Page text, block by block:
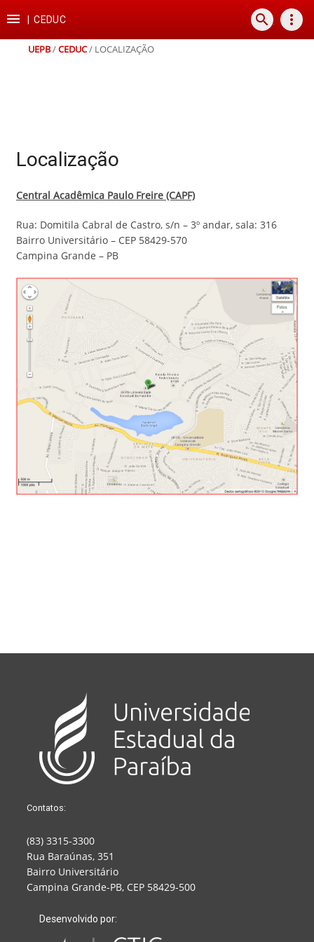
para
conteúdo
para
para
para
rodapé
 |CEDUC search more_vert
UEPB/CEDUC/ LOCALIZAÇÃO
Localização
Central Acadêmica Paulo Freire (CAPF)
Rua: Domitila Cabral de Castro, s/n – 3º andar, sala: 316
Bairro Universitário – CEP 58429-570
Campina Grande – PB
Contatos:
(83) 3315-3300
Rua Baraúnas, 351
Bairro Universitário
Campina Grande-PB, CEP 58429-500
Desenvolvido por: